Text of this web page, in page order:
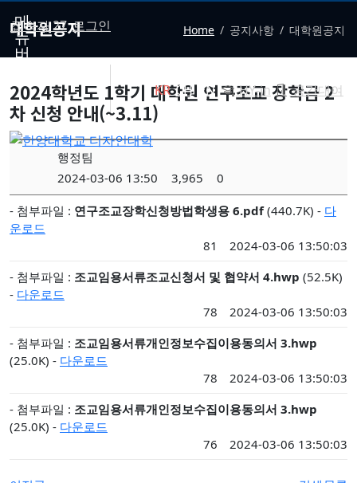
메
뉴
버
접속자 27 로그인
KR CH EN HY-in 공간대여
대학원공지 Home 공지사항 대학원공지
2024학년도 1학기 대학원 연구조교 장학금 2
차 신청 안내(~3.11)
행정팀
2024-03-06 13:50
3,965 0
- 첨부파일 : 연구조교장학신청방법학생용 6.pdf(440.7K) - 다
운로드
81
2024-03-06 13:50:03
- 첨부파일 : 조교임용서류조교신청서 및 협약서 4.hwp (52.5K)
- 다운로드
78
2024-03-06 13:50:03
- 첨부파일 : 조교임용서류개인정보수집이용동의서 3.hwp
(25.0K) - 다운로드
78
2024-03-06 13:50:03
- 첨부파일 : 조교임용서류개인정보수집이용동의서 3.hwp
(25.0K) - 다운로드
76
2024-03-06 13:50:03